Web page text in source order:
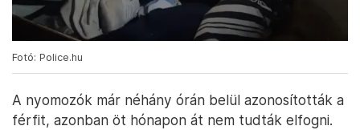
Fotó: Police.hu
A nyomozók már néhány órán belül azonosították a
férfit, azonban öt hónapon át nem tudták elfogni.